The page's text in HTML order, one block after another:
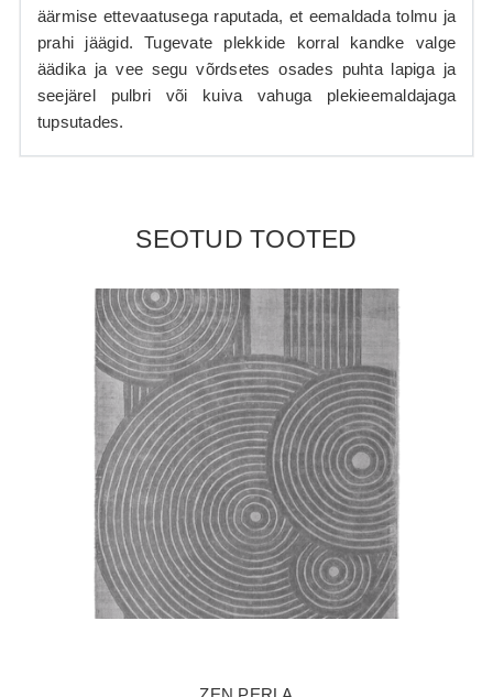
äärmise ettevaatusega raputada, et eemaldada tolmu ja
prahi jäägid.Tugevate plekkide korral kandke valge
äädika ja vee segu võrdsetes osades puhta lapiga ja
seejärel pulbri või kuiva vahuga plekieemaldajaga
tupsutades.
SEOTUD TOOTED